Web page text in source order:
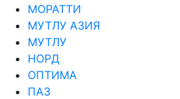
МОРАТТИ
МУТЛУ АЗИЯ
МУТЛУ
НОРД
ОПТИМА
ПАЗ